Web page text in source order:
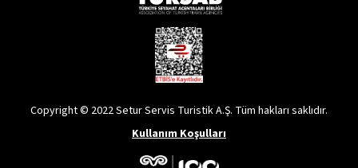
Copyright © 2022 Setur Servis Turistik A.Ş. Tüm hakları saklıdır.
Kullanım Koşulları